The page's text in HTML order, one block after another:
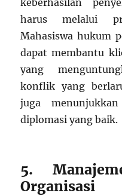
keberhasilan
harus melalui
Mahasiswa hukum
dapat membantu
yang
konflik yang
juga
diplomasi yang baik.
5.
Organisasi